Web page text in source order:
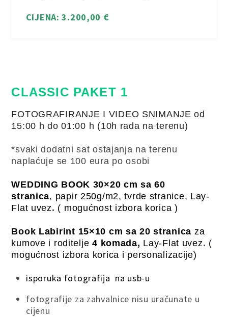
CIJENA: 3.200,00 €
CLASSIC PAKET 1
FOTOGRAFIRANJE I VIDEO SNIMANJE od
15:00 h do 01:00 h (10h rada na terenu)
*svaki dodatni sat ostajanja na terenu
naplaćuje se 100 eura po osobi
WEDDING BOOK 30×20 cm sa 60
stranica, papir 250g/m2, tvrde stranice, Lay-
Flat uvez. ( mogućnost izbora korica )
Book Labirint 15×10 cm sa 20 stranica za
kumove i roditelje4 komada, Lay-Flat uvez. (
mogućnost izbora korica i personalizacije)
isporuka fotografija na usb-u
fotografije za zahvalnice nisu uračunate u
cijenu